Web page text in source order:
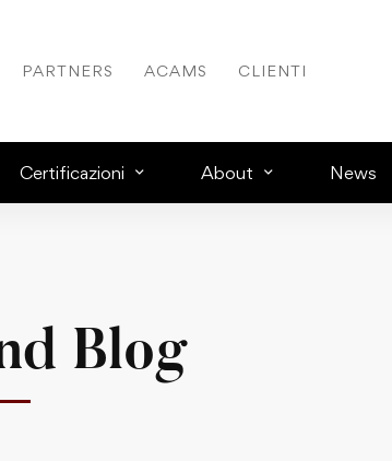
PARTNERS ACAMS CLIENTI
Certificazioni About News
Blog